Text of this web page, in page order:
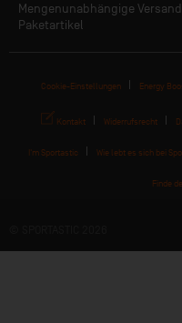
Mengenunabhängige
Paketartikel
Cookie-Einstellungen Energy
Kontakt Widerrufsrecht
I'm Sportastic Wie lebt es sich bei
Finde